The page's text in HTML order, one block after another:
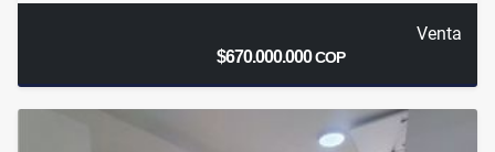
Venta
$670.000.000COP